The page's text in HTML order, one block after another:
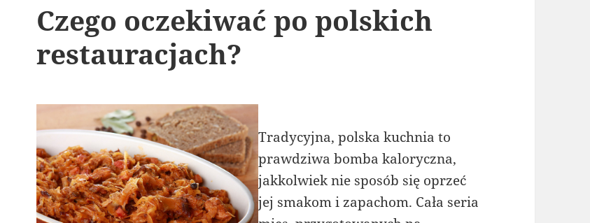
Czego oczekiwać po polskich
restauracjach?
Tradycyjna, polska kuchnia to
prawdziwa bomba kaloryczna,
jakkolwiek nie sposób się oprzeć
jej smakom i zapachom. Cała seria